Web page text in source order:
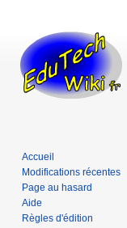
Accueil
Modifications récentes
Page au hasard
Aide
Règles d'édition